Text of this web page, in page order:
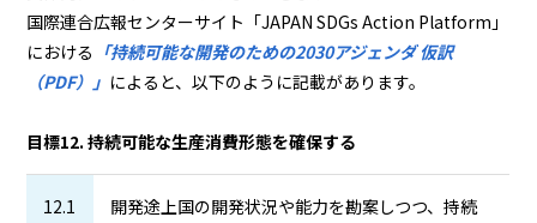
国際連合広報センターサイト「JAPAN SDGs Action Platform」
における 「持続可能な開発のための2030アジェンダ 仮訳
（PDF）」 によると、以下のように記載があります。
目標12. 持続可能な生産消費形態を確保する
12.1
開発途上国の開発状況や能力を勘案しつつ、持続